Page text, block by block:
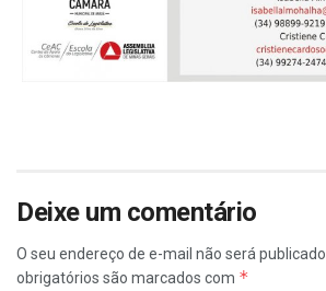
Deixe um comentário
O seu endereço de e-mail não será publicado.
obrigatórios são marcados com *